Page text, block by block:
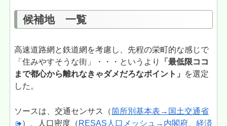
候補地 一覧
高速道路網と鉄道網を考慮し、先程の栄町的な感じで
「住みやすそうな街」・・・というより
「最低限ココ
まで都心から離れなきゃダメだろなポイント」
を選定
した。
ソースは、交通センサス（箇所別基本表→国土交通省
）、人口密度（ RESAS人口メッシュ→内閣府、経済